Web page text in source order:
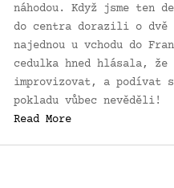
náhodou. Když jsme ten
do centra dorazili o dvě
najednou u vchodu do
cedulka hned hlásala, že
improvizovat, a podívat
pokladu vůbec nevěděli!
Read More